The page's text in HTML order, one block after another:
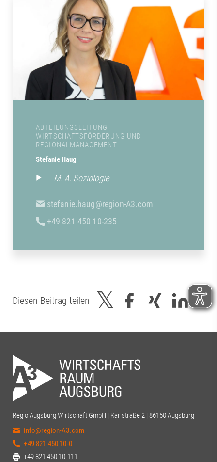
ABTEILUNGSLEITUNG
WIRTSCHAFTSFÖRDERUNG UND
REGIONALMANAGEMENT
Stefanie Haug
M. A. Soziologie
stefanie.haug@region-A3.com
+49 821 450 10-235
Diesen Beitrag teilen
Regio Augsburg Wirtschaft GmbH | Karlstraße 2 | 86150 Augsburg
info@region-A3.com
+49 821 450 10-0
+49 821 450 10-111